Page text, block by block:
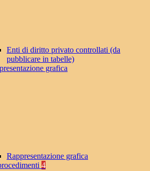
Enti di diritto privato controllati (da
pubblicare in tabelle)
grafica
Rappresentazione grafica
4